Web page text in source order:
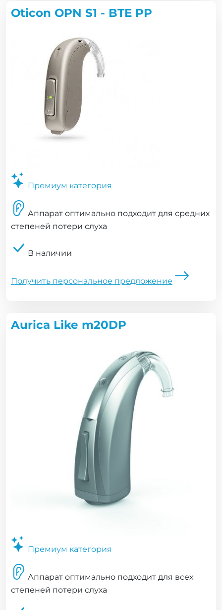
Oticon OPN S1 - BTE PP
Премиум категория
Аппарат оптимально подходит для средних
степеней потери слуха
В наличии
Получить персональное предложение
Aurica Like m20DP
Премиум категория
Аппарат оптимально подходит для всех
степеней потери слуха